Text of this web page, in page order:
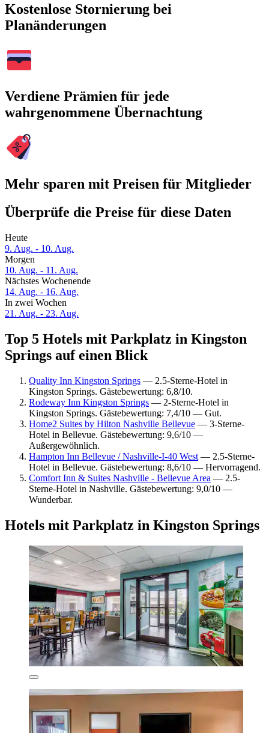
Kostenlose Stornierung bei
Planänderungen
Verdiene Prämien für jede
wahrgenommene Übernachtung
Mehr sparen mit Preisen für Mitglieder
Überprüfe die Preise für diese Daten
Heute
9. Aug. - 10. Aug.
Morgen
10. Aug. - 11. Aug.
Nächstes Wochenende
14. Aug. - 16. Aug.
In zwei Wochen
21. Aug. - 23. Aug.
Top 5 Hotels mit Parkplatz in Kingston
Springs auf einen Blick
Quality Inn Kingston Springs — 2.5-Sterne-Hotel in
Kingston Springs. Gästebewertung: 6,8/10.
Rodeway Inn Kingston Springs — 2-Sterne-Hotel in
Kingston Springs. Gästebewertung: 7,4/10 — Gut.
Home2 Suites by Hilton Nashville Bellevue — 3-Sterne-
Hotel in Bellevue. Gästebewertung: 9,6/10 —
Außergewöhnlich.
Hampton Inn Bellevue / Nashville-I-40 West — 2.5-Sterne-
Hotel in Bellevue. Gästebewertung: 8,6/10 — Hervorragend.
Comfort Inn & Suites Nashville - Bellevue Area — 2.5-
Sterne-Hotel in Nashville. Gästebewertung: 9,0/10 —
Wunderbar.
Hotels mit Parkplatz in Kingston Springs